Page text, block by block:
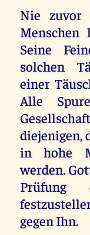
Nie zuvor
Menschen
Seine
solchen
einer
Alle
diejenigen,
in hohe
werden.
Prüfung
gegen Ihn.